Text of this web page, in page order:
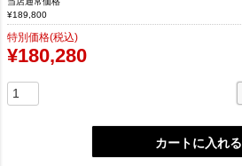
¥189,800
特別価格(税込)
¥180,280
カートに入れる